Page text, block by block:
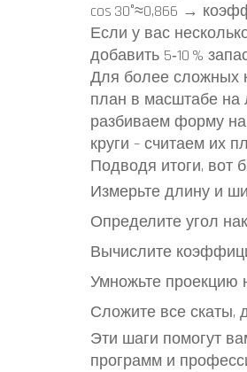
cos 30°≈0,866 →
Если у вас
добавить 5‑10 %
Для более сложных
план в масштабе на
разбиваем форму на
круги – считаем их
Подводя итоги, вот
Измерьте длину и
Определите угол
Вычислите
Умножьте проекцию
Сложите все скаты,
Эти шаги помогут
программ и